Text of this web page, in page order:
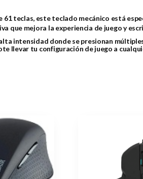
61 teclas, este teclado mecánico está
que mejora la experiencia de juego y
intensidad donde se presionan
llevar tu configuración de juego a